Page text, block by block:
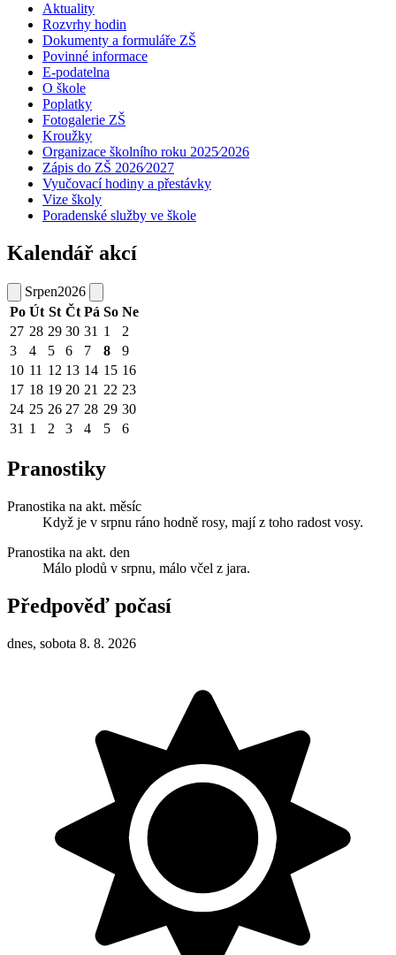
Aktuality
Rozvrhy hodin
Dokumenty a formuláře ZŠ
Povinné informace
E-podatelna
O škole
Poplatky
Fotogalerie ZŠ
Kroužky
Organizace školního roku 2025⁄2026
Zápis do ZŠ 2026⁄2027
Vyučovací hodiny a přestávky
Vize školy
Poradenské služby ve škole
Kalendář akcí
Srpen2026
Po Út St Čt Pá So Ne
27 28 29 30 31 1
2
3
4 5 6 7 8
9
10 11 12 13 14 15 16
17 18 19 20 21 22 23
24 25 26 27 28 29 30
31 1 2 3 4 5 6
Pranostiky
Pranostika na akt. měsíc
Když je v srpnu ráno hodně rosy, mají z toho radost vosy.
Pranostika na akt. den
Málo plodů v srpnu, málo včel z jara.
Předpověď počasí
dnes, sobota 8. 8. 2026